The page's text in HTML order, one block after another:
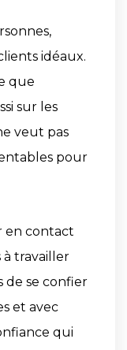
idéaux.
que
sur les
veut pas
pour
en contact
à travailler
de se confier
et avec
qui